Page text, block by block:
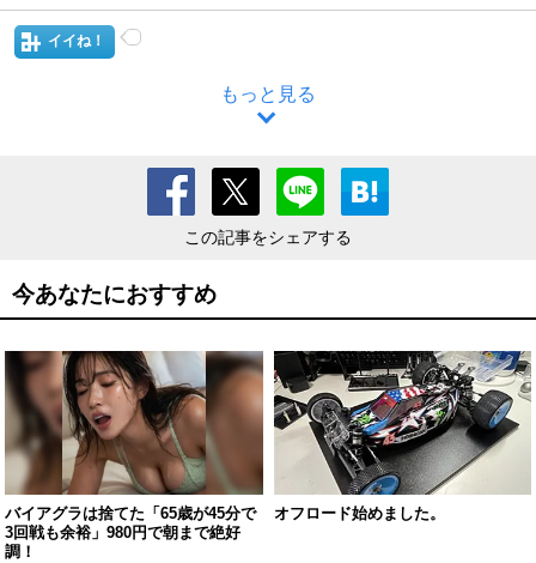
イイね！
もっと見る
この記事をシェアする
今あなたにおすすめ
バイアグラは捨てた「65歳が45分で
3回戦も余裕」980円で朝まで絶好
調！
オフロード始めました。